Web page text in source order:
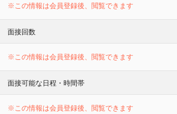
※この情報は会員登録後、閲覧できます
面接回数
※この情報は会員登録後、閲覧できます
面接可能な日程・時間帯
※この情報は会員登録後、閲覧できます